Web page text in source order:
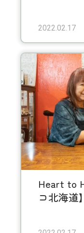
2022.02.17
Heart to
コ北海道】